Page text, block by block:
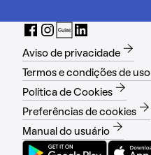
Aviso de privacidade
Termos e condições de uso
Política de Cookies
Preferências de cookies
Manual do usuário